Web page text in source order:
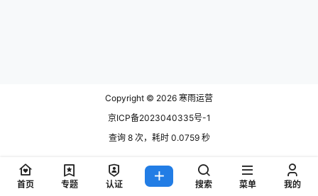
Copyright © 2026 寒雨运营
京ICP备2023040335号-1
查询 8 次，耗时 0.0759 秒
首页 专题 认证 搜索 菜单 我的